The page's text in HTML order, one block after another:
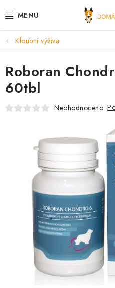
na
DOPORUČUJEME
VÝPRODEJ SKLADU
PSI
PRO CHOVATELE
OSTATNÍ
PETLOVER
Kloubní výživa
Roboran
60tbl
Neohodnoceno